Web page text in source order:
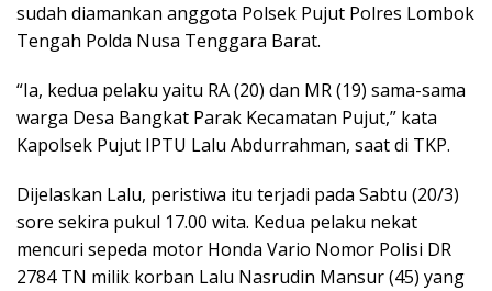
sudah diamankan anggota Polsek Pujut Polres Lombok
Tengah Polda Nusa Tenggara Barat.
“Ia, kedua pelaku yaitu RA (20) dan MR (19) sama-sama
warga Desa Bangkat Parak Kecamatan Pujut,” kata
Kapolsek Pujut IPTU Lalu Abdurrahman, saat di TKP.
Dijelaskan Lalu, peristiwa itu terjadi pada Sabtu (20/3)
sore sekira pukul 17.00 wita. Kedua pelaku nekat
mencuri sepeda motor Honda Vario Nomor Polisi DR
2784 TN milik korban Lalu Nasrudin Mansur (45) yang